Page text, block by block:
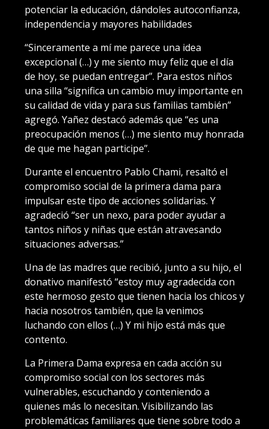
potenciar la educación, dándoles autoconfianza,
independencia y mayores habilidades
“Sinceramente a mí me parece una idea
excepcional (…) y me siento muy feliz que el día
de hoy, se puedan entregar”. Para estos niños
una silla “significa un cambio muy importante en
su calidad de vida y para sus familias también”
agregó. Yañez destacó además que “es una
preocupación menos (…) me siento muy honrada
de que me hagan participe”.
Durante el encuentro Pablo Chami, resaltó el
compromiso social de la primera dama para
impulsar este tipo de acciones solidarias. Y
agradeció “ser un nexo, para poder ayudar a
tantos niños y niñas que están atravesando
situaciones adversas.”
Una de las madres que recibió, junto a su hijo, el
donativo manifestó “estoy muy agradecida con
este hermoso gesto que tienen hacia los chicos y
hacia nosotros también, que la venimos
luchando con ellos (…) Y mi hijo está más que
contento.
La Primera Dama expresa en cada acción su
compromiso social con los sectores más
vulnerables, escuchando y conteniendo a
quienes más lo necesitan. Visibilizando las
problemáticas familiares que tiene sobre todo a